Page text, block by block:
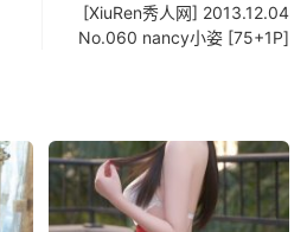
[XiuRen秀人网] 2013.12.04
No.060 nancy小姿 [75+1P]